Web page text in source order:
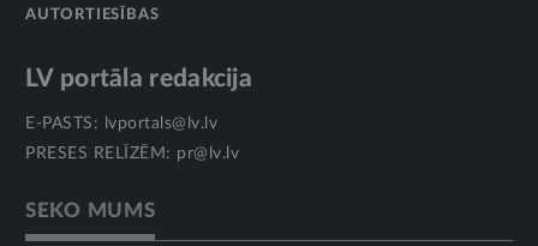
AUTORTIESĪBAS
LV portāla redakcija
E-PASTS:
lvportals@lv.lv
PRESES RELĪZĒM: pr@lv.lv
SEKO MUMS